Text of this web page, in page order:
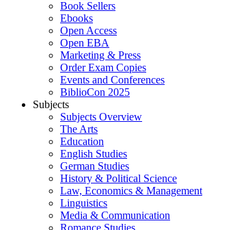
Book Sellers
Ebooks
Open Access
Open EBA
Marketing & Press
Order Exam Copies
Events and Conferences
BiblioCon 2025
Subjects
Subjects Overview
The Arts
Education
English Studies
German Studies
History & Political Science
Law, Economics & Management
Linguistics
Media & Communication
Romance Studies